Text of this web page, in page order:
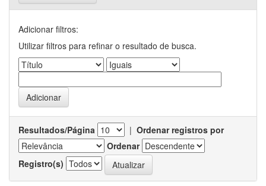
Adicionar filtros:
Utilizar filtros para refinar o resultado de busca.
Resultados/Página | Ordenar registros por
Ordenar
Registro(s)